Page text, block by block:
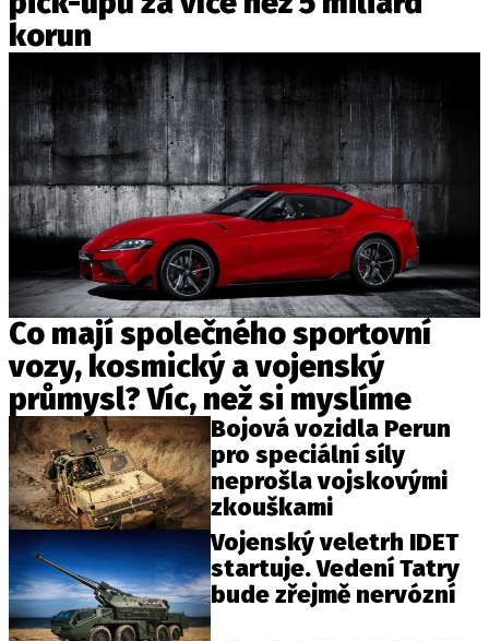
korun
Co mají společného sportovní
vozy, kosmický a vojenský
průmysl? Víc, než si myslíme
Bojová vozidla Perun
pro speciální síly
neprošla vojskovými
zkouškami
Vojenský veletrh IDET
startuje. Vedení Tatry
bude zřejmě nervózní